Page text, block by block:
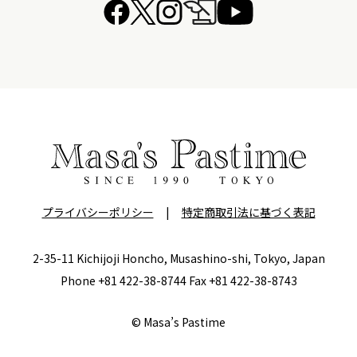
プライバシーポリシー | 特定商取引法に基づく表記
2-35-11 Kichijoji Honcho, Musashino-shi, Tokyo, Japan
Phone +81 422-38-8744 Fax +81 422-38-8743
© Masa’s Pastime